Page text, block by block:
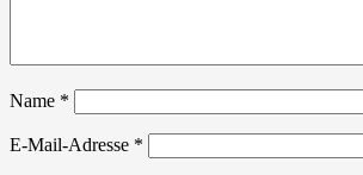
Name *
E-Mail-Adresse *